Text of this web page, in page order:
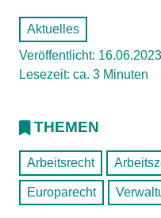
Aktuelles
Veröffentlicht: 16.06.2023
Lesezeit: ca. 3 Minuten
THEMEN
Arbeitsrecht
Europarecht